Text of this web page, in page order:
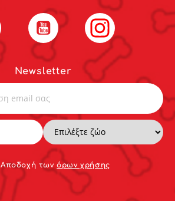
Newsletter
Αποδoχή τωνόρων χρήσης
Facebook YouTube Instagram